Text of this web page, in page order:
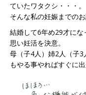
ていたワタクシ・・・。
そんな私の妊娠までのお
結婚して6年め29才に
思い妊活を決意。
母（子4人）姉2人（子
もやる事やればすぐに